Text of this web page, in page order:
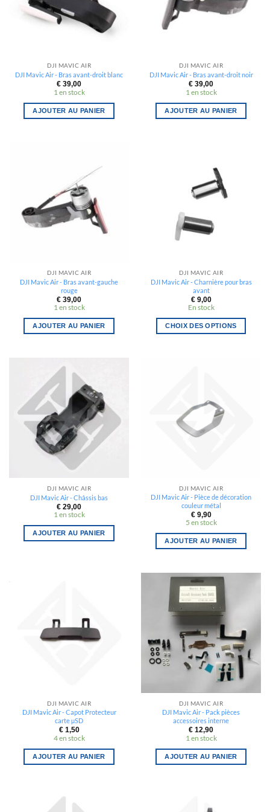
DJI MAVIC AIR
DJI Mavic Air - Bras avant-droit blanc
€ 39,00
1 en stock
AJOUTER AU PANIER
DJI MAVIC AIR
DJI Mavic Air - Bras avant-droit noir
€ 39,00
1 en stock
AJOUTER AU PANIER
DJI MAVIC AIR
DJI Mavic Air - Bras avant-gauche
rouge
€ 39,00
1 en stock
AJOUTER AU PANIER
DJI MAVIC AIR
DJI Mavic Air - Charnière pour bras
avant
€9,00
En stock
CHOIX DES OPTIONS
Les
options
peuvent
page
du
produit
DJI MAVIC AIR
DJI Mavic Air - Châssis bas
€ 29,00
1 en stock
AJOUTER AU PANIER
DJI MAVIC AIR
DJI Mavic Air - Pièce de décoration
couleur métal
€9,90
5 en stock
AJOUTER AU PANIER
DJI MAVIC AIR
DJI Mavic Air - Capot Protecteur
carte µSD
€1,50
4 en stock
AJOUTER AU PANIER
DJI MAVIC AIR
DJI Mavic Air - Pack pièces
accessoires interne
€ 12,90
1 en stock
AJOUTER AU PANIER